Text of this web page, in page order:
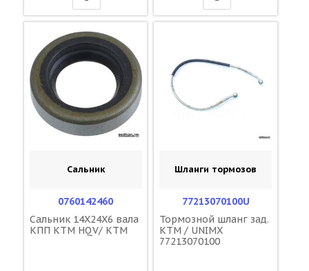
Сальник
0760142460
Сальник 14X24X6 вала
КПП KTM HQV/ KTM
Шланги тормозов
77213070100U
Тормозной шланг зад.
KTM / UNIMX
77213070100